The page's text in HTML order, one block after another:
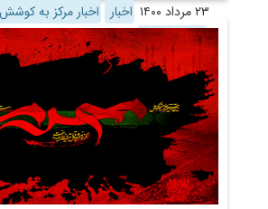
۲۳ مرداد ۱۴۰۰ اخبار
اخبار مرکز به
روابط عمومی